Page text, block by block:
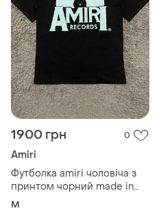
1900 грн 0
Amiri
Футболка amiri чоловіча з
принтом чорний made in
usa
M